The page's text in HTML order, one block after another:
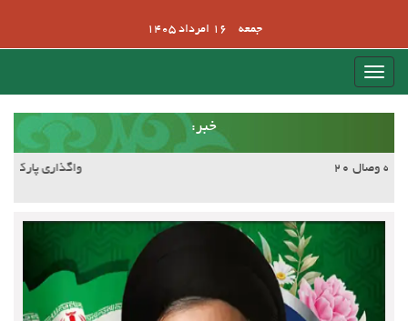
جمعه 16 امرداد 1405
:خبر
آسفالت کوچه وصال ۲۰